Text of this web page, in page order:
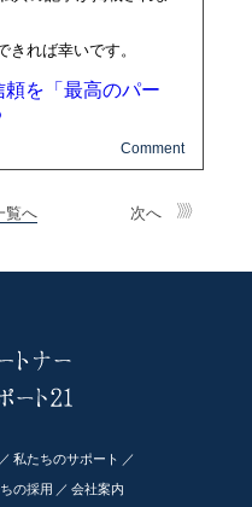
れば幸いです。
を「最高のパー
覧へ 次へ
私たちのサポート
の採用 会社案内